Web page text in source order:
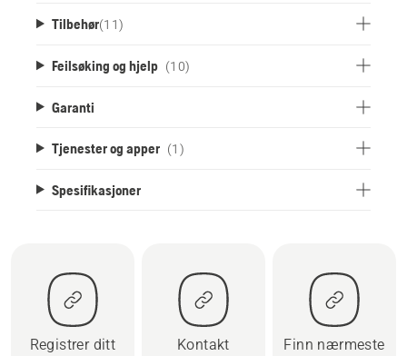
Tilbehør(11)
Feilsøking og hjelp (10)
Garanti
Tjenester og apper (1)
Spesifikasjoner
Registrer ditt
Kontakt
Finn nærmeste